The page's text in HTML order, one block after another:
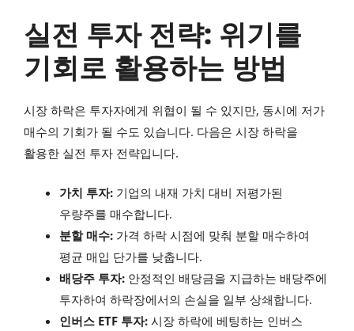
실전 투자 전략: 위기를
기회로 활용하는 방법
시장 하락은 투자자에게 위협이 될 수 있지만, 동시에 저가
매수의 기회가 될 수도 있습니다. 다음은 시장 하락을
활용한 실전 투자 전략입니다.
가치 투자: 기업의 내재 가치 대비 저평가된
우량주를 매수합니다.
분할 매수: 가격 하락 시점에 맞춰 분할 매수하여
평균 매입 단가를 낮춥니다.
배당주 투자: 안정적인 배당금을 지급하는 배당주에
투자하여 하락장에서의 손실을 일부 상쇄합니다.
인버스 ETF 투자: 시장 하락에 베팅하는 인버스